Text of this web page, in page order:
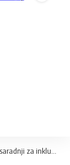
s invaliditetom u kulturi